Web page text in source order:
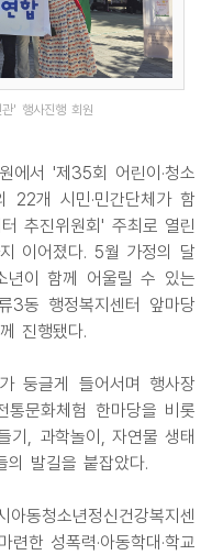
' 행사진행 회원
에서 '제35회 어린이·청소
22개 시민·민간단체가 함
추진위원회' 주최로 열린
이어졌다. 5월 가정의 달
년이 함께 어울릴 수 있는
3동 행정복지센터 앞마당
진행됐다.
둥글게 들어서며 행사장
문화체험 한마당을 비롯
기, 과학놀이, 자연물 생태
의 발길을 붙잡았다.
아동청소년정신건강복지센
한 성폭력·아동학대·학교